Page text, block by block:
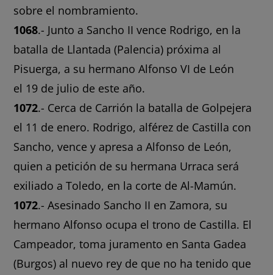
sobre el nombramiento.
1068.- Junto a Sancho II vence Rodrigo, en la
batalla de Llantada (Palencia) próxima al
Pisuerga, a su hermano Alfonso VI de León
el 19 de julio de este año.
1072.- Cerca de Carrión la batalla de Golpejera
el 11 de enero. Rodrigo, alférez de Castilla con
Sancho, vence y apresa a Alfonso de León,
quien a petición de su hermana Urraca será
exiliado a Toledo, en la corte de Al-Mamún.
1072.- Asesinado Sancho II en Zamora, su
hermano Alfonso ocupa el trono de Castilla. El
Campeador, toma juramento en Santa Gadea
(Burgos) al nuevo rey de que no ha tenido que